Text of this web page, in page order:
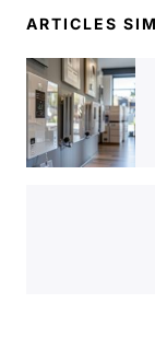
ARTICLES